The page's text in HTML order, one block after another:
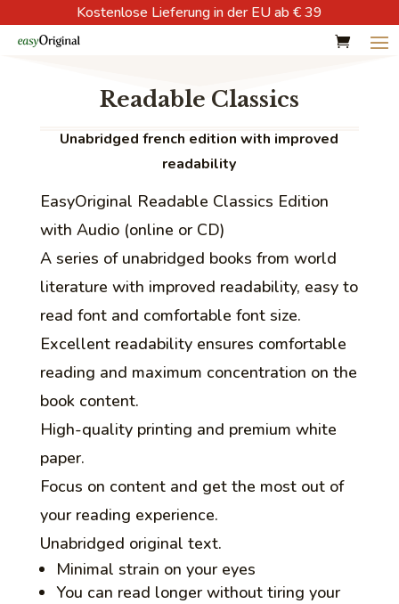
Kostenlose Lieferung in der EU ab € 39
Readable Classics
Unabridged french edition with improved
readability
EasyOriginal Readable Classics Edition
with Audio (online or CD)
A series of unabridged books from world
literature with improved readability, easy to
read font and comfortable font size.
Excellent readability ensures comfortable
reading and maximum concentration on the
book content.
High-quality printing and premium white
paper.
Focus on content and get the most out of
your reading experience.
Unabridged original text.
Minimal strain on your eyes
You can read longer without tiring your